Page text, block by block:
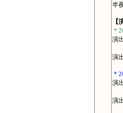
半
【
＊
演
演
＊
演
演